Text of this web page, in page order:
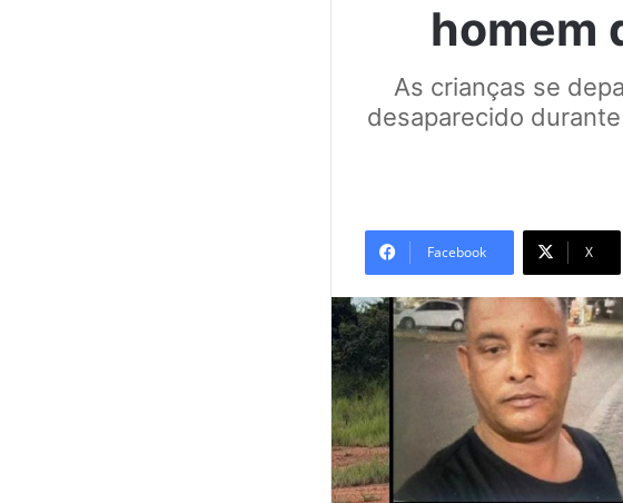
homem
As crianças se
desaparecido
Facebook X